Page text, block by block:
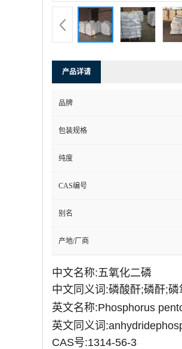
产品详请
品牌
包装规格
纯度
CAS编号
别名
产地/厂商
中文名称:五氧化二磷
中文同义词:磷酸酐;磷酐;
英文名称:Phosphorus
英文同义词
CAS号:1314-56-3